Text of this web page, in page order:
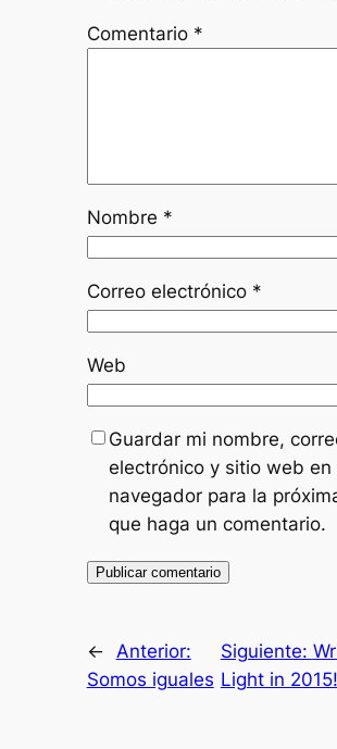
Comentario *
Nombre *
Correo electrónico *
Web
Guardar mi nombre,
electrónico y sitio web en
navegador para la
que haga un comentario.
← Anterior:
Somos iguales
Siguiente:
Light in 2015!